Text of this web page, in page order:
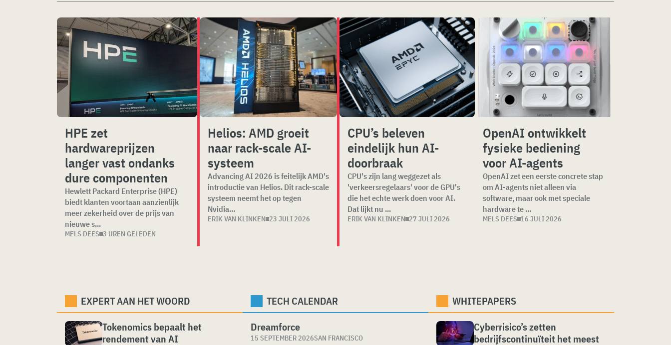
HPE zet
hardwareprijzen
langer vast ondanks
dure componenten
Hewlett Packard Enterprise (HPE)
biedt klanten voortaan aanzienlijk
meer zekerheid over de prijs van
nieuwe s...
MELS DEES 3 UREN GELEDEN
Helios: AMD groeit
naar rack-scale AI-
systeem
Advancing AI 2026 is feitelijk AMD's
introductie van Helios. Dit rack-scale
systeem neemt het op tegen
Nvidia...
ERIK VAN KLINKEN 23 JULI 2026
CPU’s beleven
eindelijk hun AI-
doorbraak
CPU's zijn lang weggezet als
'verkeersregelaars' voor de GPU's
die het echte werk doen voor AI.
Dat lijkt nu ...
ERIK VAN KLINKEN 27 JULI 2026
OpenAI ontwikkelt
fysieke bediening
voor AI-agents
OpenAI zet een eerste concrete stap
om AI-agents niet alleen via
software, maar ook met speciale
hardware te ...
MELS DEES 16 JULI 2026
EXPERT AAN HET WOORD
Tokenomics bepaalt het
rendement van AI
TECH CALENDAR
Dreamforce
15 SEPTEMBER 2026SAN FRANCISCO
WHITEPAPERS
Cyberrisico’s zetten
bedrijfscontinuïteit het meest